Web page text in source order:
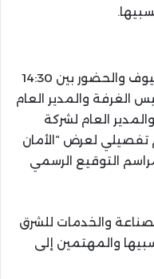
يتضمن برنامج اللقاء استقبال الضيوف والحضور بين 14:30
الغرفة والمدير العام
العام لشركة
تفصيلي لعرض “الأمان
التوقيع الرسمي
والخدمات للشرق
والمهتمين إلى